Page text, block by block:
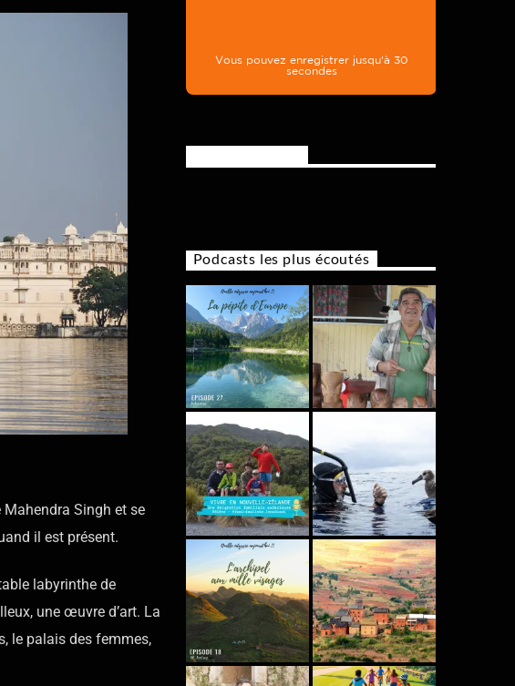
Mahendra Singh et se
il est présent.
labyrinthe de
une œuvre d’art. La
le palais des femmes,
Podcasts les plus écoutés